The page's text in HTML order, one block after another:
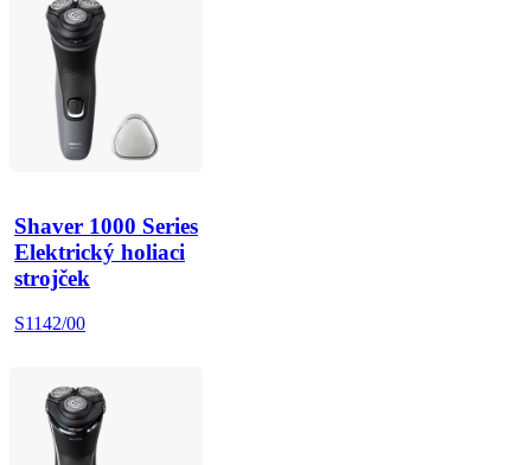
Shaver 1000 Series
Elektrický holiaci
strojček
S1142/00